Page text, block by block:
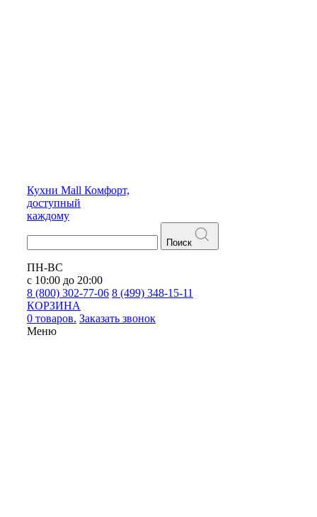
Кухни Mall Комфорт,
доступный
каждому
Поиск
ПН-ВС
с 10:00 до 20:00
8 (800) 302-77-06 8 (499) 348-15-11
КОРЗИНА
0 товаров. Заказать звонок
Меню